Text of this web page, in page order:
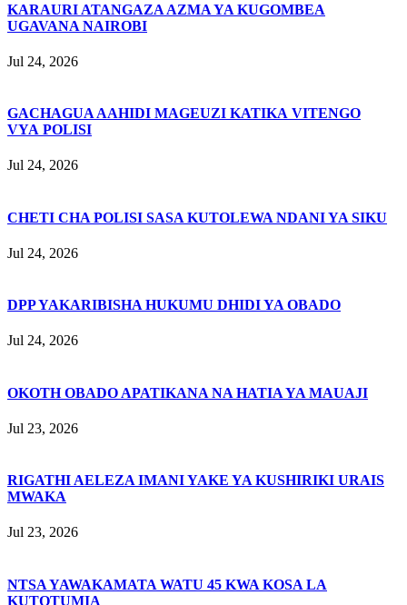
KARAURI ATANGAZA AZMA YA KUGOMBEA
UGAVANA NAIROBI
Jul 24, 2026
GACHAGUA AAHIDI MAGEUZI KATIKA VITENGO
VYA POLISI
Jul 24, 2026
CHETI CHA POLISI SASA KUTOLEWA NDANI YA SIKU
Jul 24, 2026
DPP YAKARIBISHA HUKUMU DHIDI YA OBADO
Jul 24, 2026
OKOTH OBADO APATIKANA NA HATIA YA MAUAJI
Jul 23, 2026
RIGATHI AELEZA IMANI YAKE YA KUSHIRIKI URAIS
MWAKA
Jul 23, 2026
NTSA YAWAKAMATA WATU 45 KWA KOSA LA
KUTOTUMIA